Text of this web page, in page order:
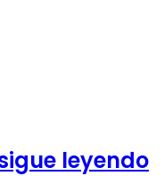
leyendo